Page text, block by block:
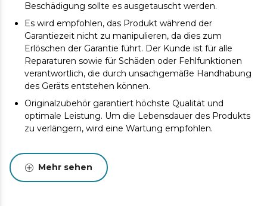
Beschädigung sollte es ausgetauscht werden.
Es wird empfohlen, das Produkt während der
Garantiezeit nicht zu manipulieren, da dies zum
Erlöschen der Garantie führt. Der Kunde ist für alle
Reparaturen sowie für Schäden oder Fehlfunktionen
verantwortlich, die durch unsachgemäße Handhabung
des Geräts entstehen können.
Originalzubehör garantiert höchste Qualität und
optimale Leistung. Um die Lebensdauer des Produkts
zu verlängern, wird eine Wartung empfohlen.
Mehr sehen